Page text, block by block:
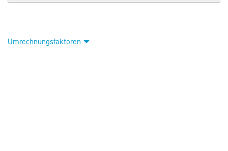
Umrechnungsfaktoren